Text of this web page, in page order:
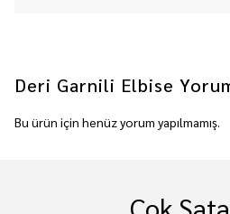
Deri Garnili Elbise
Bu ürün için henüz yorum yapılmamış.